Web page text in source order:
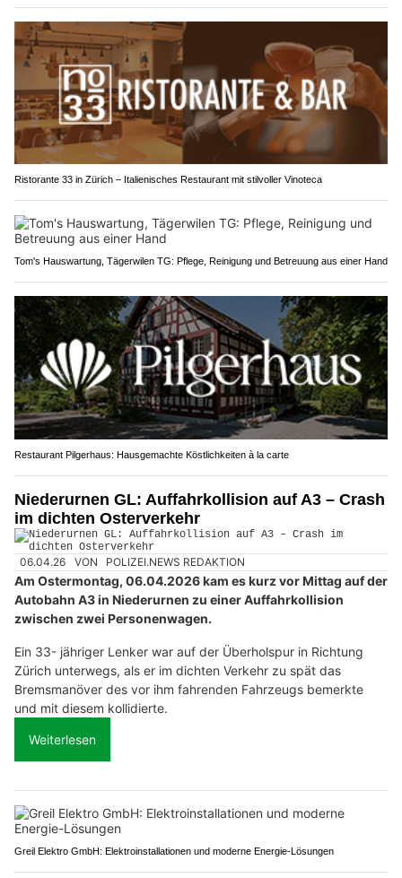
Ristorante 33 in Zürich – Italienisches Restaurant mit stilvoller Vinoteca
Tom's Hauswartung, Tägerwilen TG: Pflege, Reinigung und Betreuung aus einer Hand
Restaurant Pilgerhaus: Hausgemachte Köstlichkeiten à la carte
Niederurnen GL: Auffahrkollision auf A3 – Crash
im dichten Osterverkehr
06.04.26 VON POLIZEI.NEWS REDAKTION
Am Ostermontag, 06.04.2026 kam es kurz vor Mittag auf der
Autobahn A3 in Niederurnen zu einer Auffahrkollision
zwischen zwei Personenwagen.
Ein 33- jähriger Lenker war auf der Überholspur in Richtung
Zürich unterwegs, als er im dichten Verkehr zu spät das
Bremsmanöver des vor ihm fahrenden Fahrzeugs bemerkte
und mit diesem kollidierte.
Weiterlesen
Greil Elektro GmbH: Elektroinstallationen und moderne Energie-Lösungen